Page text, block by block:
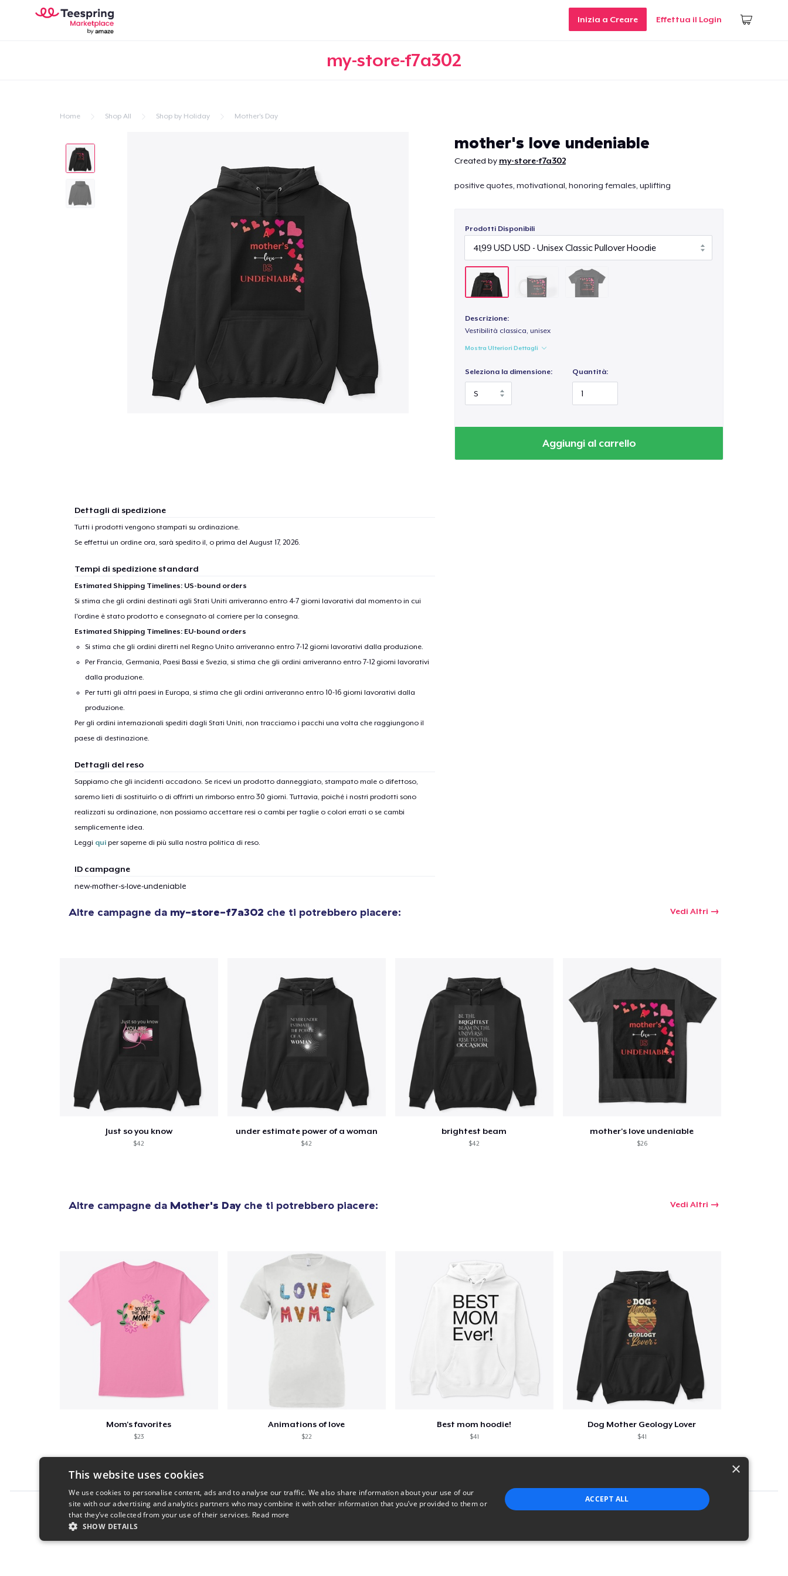
Inizia a Creare Effettua il Login
my-store-f7a302
Home Shop All Shop by Holiday Mother's Day
mother's love undeniable
Created by my-store-f7a302
positive quotes, motivational, honoring females, uplifting
Prodotti Disponibili
Descrizione:
Vestibilità classica, unisex
Mostra Ulteriori Dettagli
Seleziona la dimensione: Quantità:
Aggiungi al carrello
Dettagli di spedizione
Tutti i prodotti vengono stampati su ordinazione.
Se effettui un ordine ora, sarà spedito il, o prima del August 17, 2026.
Tempi di spedizione standard
Estimated Shipping Timelines: US-bound orders
Si stima che gli ordini destinati agli Stati Uniti arriveranno entro 4-7 giorni lavorativi dal momento in cui
l'ordine è stato prodotto e consegnato al corriere per la consegna.
Estimated Shipping Timelines: EU-bound orders
Si stima che gli ordini diretti nel Regno Unito arriveranno entro 7-12 giorni lavorativi dalla produzione.
Per Francia, Germania, Paesi Bassi e Svezia, si stima che gli ordini arriveranno entro 7-12 giorni lavorativi
dalla produzione.
Per tutti gli altri paesi in Europa, si stima che gli ordini arriveranno entro 10-16 giorni lavorativi dalla
produzione.
Per gli ordini internazionali spediti dagli Stati Uniti, non tracciamo i pacchi una volta che raggiungono il
paese di destinazione.
Dettagli del reso
Sappiamo che gli incidenti accadono. Se ricevi un prodotto danneggiato, stampato male o difettoso,
saremo lieti di sostituirlo o di offrirti un rimborso entro 30 giorni. Tuttavia, poiché i nostri prodotti sono
realizzati su ordinazione, non possiamo accettare resi o cambi per taglie o colori errati o se cambi
semplicemente idea.
Leggi quiper saperne di più sulla nostra politica di reso.
ID campagne
new-mother-s-love-undeniable
Altre campagne da my-store-f7a302 che ti potrebbero piacere: Vedi Altri
Just so you know
$42
under estimate power of a woman
$42
brightest beam
$42
mother's love undeniable
$26
Altre campagne da Mother's Day che ti potrebbero piacere: Vedi Altri
Mom's favorites
$23
Animations of love
$22
Best mom hoodie!
$41
Dog Mother Geology Lover
$41
Report this product
Pagamento
Mug
Women's Classic Tee
24,99 USD
×
This website uses cookies
We use cookies to personalise content, ads and to analyse our traffic. We also share information about your use of our
site with our advertising and analytics partners who may combine it with other information that you’ve provided to them or
that they’ve collected from your use of their services. Read more
SHOW DETAILS
ACCEPT ALL